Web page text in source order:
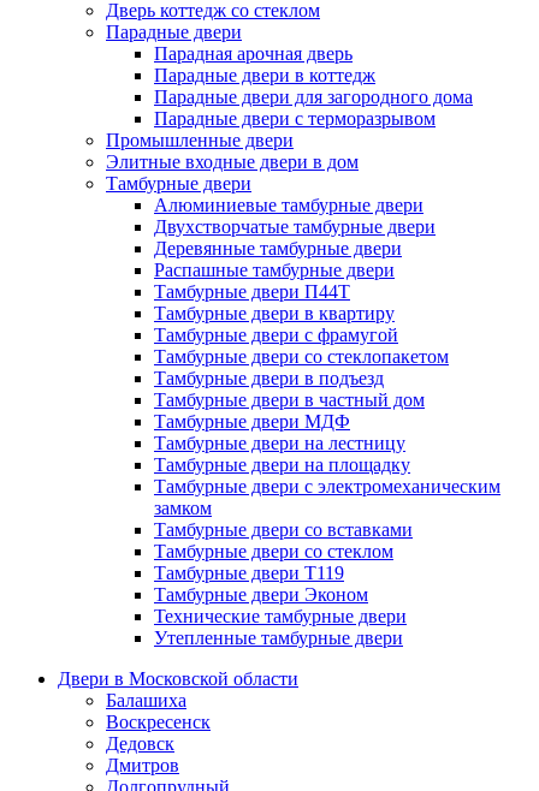
Дверь коттедж со стеклом
Парадные двери
Парадная арочная дверь
Парадные двери в коттедж
Парадные двери для загородного дома
Парадные двери с терморазрывом
Промышленные двери
Элитные входные двери в дом
Тамбурные двери
Алюминиевые тамбурные двери
Двухстворчатые тамбурные двери
Деревянные тамбурные двери
Распашные тамбурные двери
Тамбурные двери П44Т
Тамбурные двери в квартиру
Тамбурные двери с фрамугой
Тамбурные двери со стеклопакетом
Тамбурные двери в подъезд
Тамбурные двери в частный дом
Тамбурные двери МДФ
Тамбурные двери на лестницу
Тамбурные двери на площадку
Тамбурные двери с электромеханическим
замком
Тамбурные двери со вставками
Тамбурные двери со стеклом
Тамбурные двери Т119
Тамбурные двери Эконом
Технические тамбурные двери
Утепленные тамбурные двери
Двери в Московской области
Балашиха
Воскресенск
Дедовск
Дмитров
Долгопрудный